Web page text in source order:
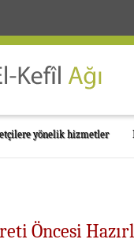
yönelik hizmetler
Öncesi